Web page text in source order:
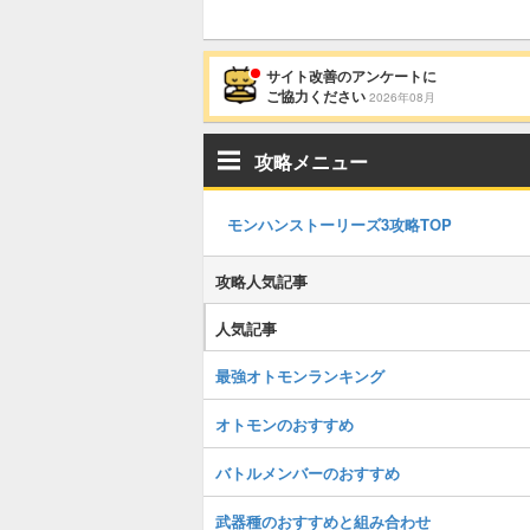
サイト改善のアンケートに
ご協力ください 2026年08月
攻略メニュー
モンハンストーリーズ3攻略TOP
攻略人気記事
人気記事
最強オトモンランキング
オトモンのおすすめ
バトルメンバーのおすすめ
武器種のおすすめと組み合わせ